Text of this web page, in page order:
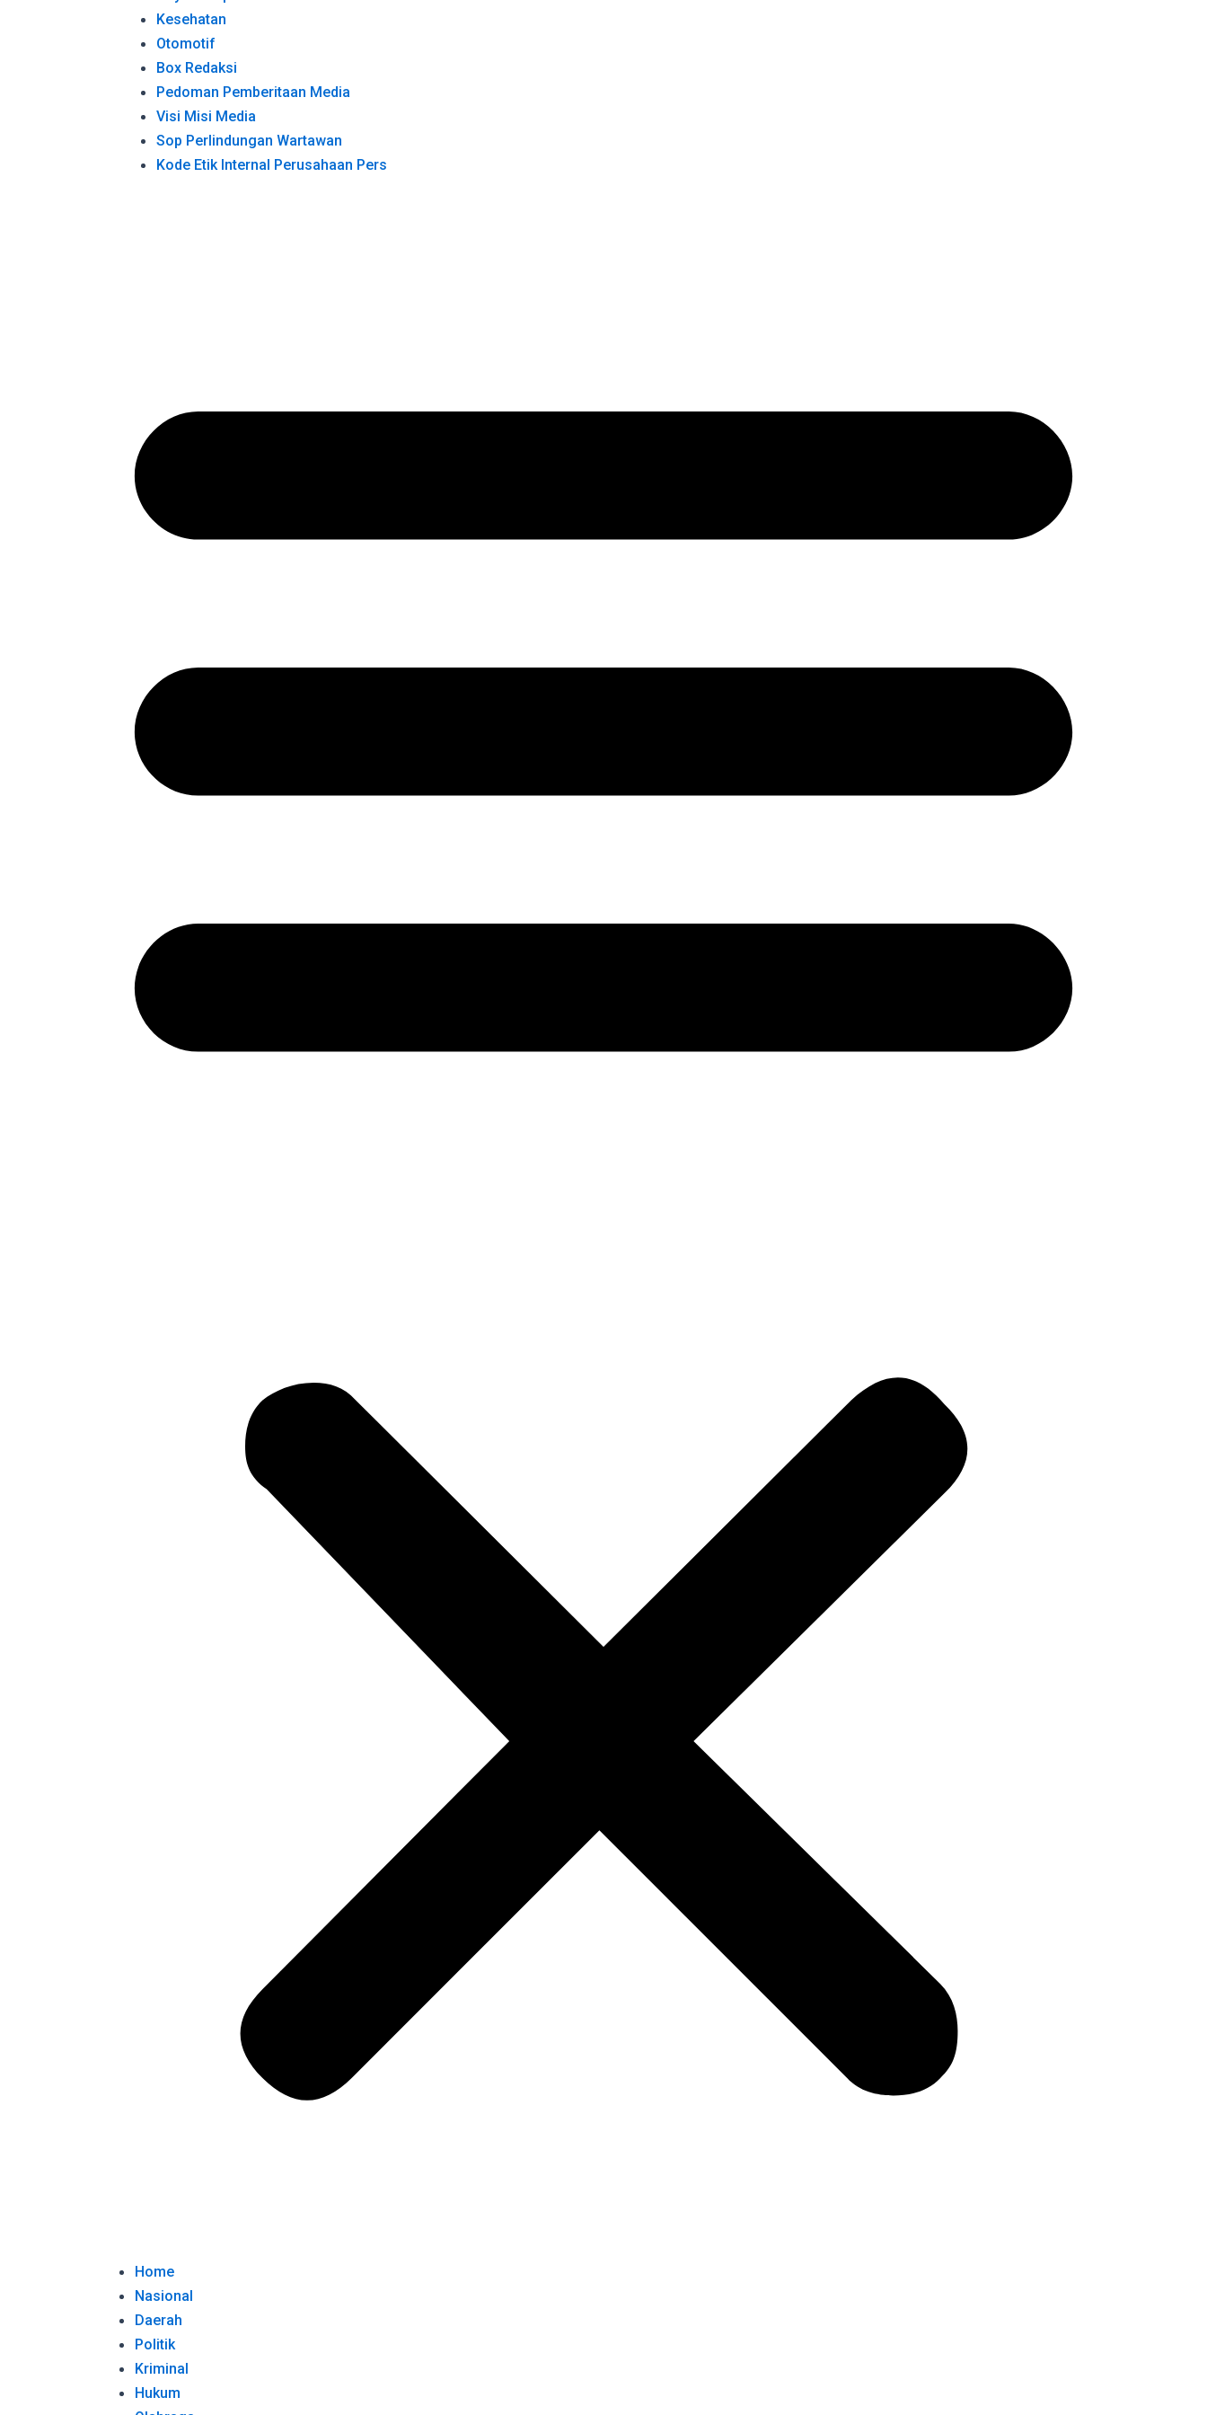
Kesehatan
Otomotif
Box Redaksi
Pedoman Pemberitaan Media
Visi Misi Media
Sop Perlindungan Wartawan
Kode Etik Internal Perusahaan Pers
Home
Nasional
Daerah
Politik
Kriminal
Hukum